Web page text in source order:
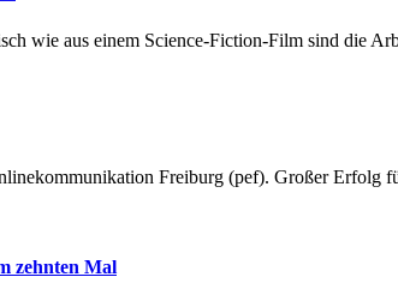
wie aus einem Science-Fiction-Film sind die
Freiburg (pef). Großer Erfolg
zehnten Mal